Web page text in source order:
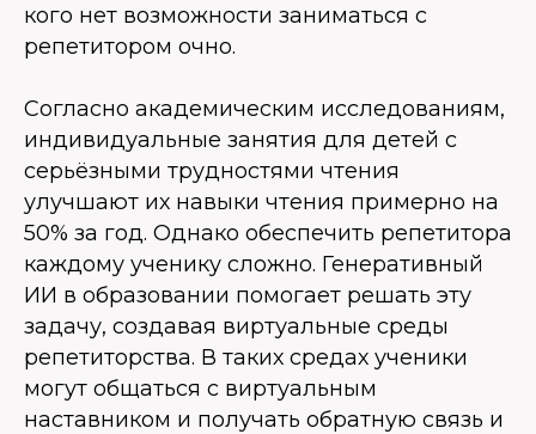
кого нет возможности заниматься с
репетитором очно.
Согласно академическим исследованиям,
индивидуальные занятия для детей с
серьёзными трудностями чтения
улучшают их навыки чтения примерно на
50% за год. Однако обеспечить репетитора
каждому ученику сложно. Генеративный
ИИ в образовании помогает решать эту
задачу, создавая виртуальные среды
репетиторства. В таких средах ученики
могут общаться с виртуальным
наставником и получать обратную связь и